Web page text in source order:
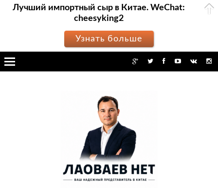
Лучший импортный сыр в Китае. WeChat:
cheesyking2
Узнать больше